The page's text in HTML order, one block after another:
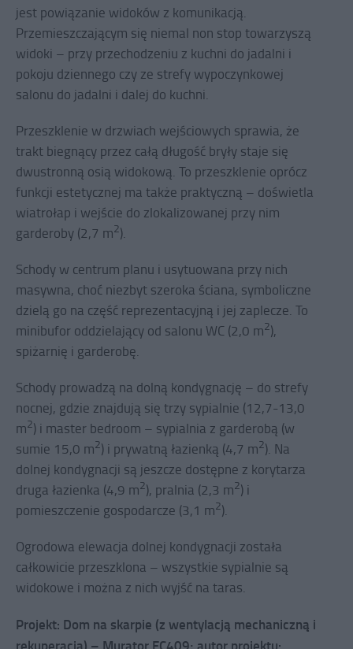
jest powiązanie widoków z komunikacją.
Przemieszczającym się niemal non stop towarzyszą
widoki – przy przechodzeniu z kuchni do jadalni i
pokoju dziennego czy ze strefy wypoczynkowej
salonu do jadalni i dalej do kuchni.
Przeszklenie w drzwiach wejściowych sprawia, że
trakt biegnący przez całą długość bryły staje się
dwustronną osią widokową. To przeszklenie oprócz
funkcji estetycznej ma także praktyczną – doświetla
wiatrołap i wejście do zlokalizowanej przy nim
garderoby (2,7 m2).
Schody w centrum planu i usytuowana przy nich
masywna, choć niezbyt szeroka ściana, symboliczne
dzielą go na część reprezentacyjną i jej zaplecze. To
minibufor oddzielający od salonu WC (2,0 m2),
spiżarnię i garderobę.
Schody prowadzą na dolną kondygnację – do strefy
nocnej, gdzie znajdują się trzy sypialnie (12,7-13,0
m2) i master bedroom – sypialnia z garderobą (w
sumie 15,0 m2) i prywatną łazienką (4,7 m2). Na
dolnej kondygnacji są jeszcze dostępne z korytarza
druga łazienka (4,9 m2), pralnia (2,3 m2) i
pomieszczenie gospodarcze (3,1 m2).
Ogrodowa elewacja dolnej kondygnacji została
całkowicie przeszklona – wszystkie sypialnie są
widokowe i można z nich wyjść na taras.
Projekt: Dom na skarpie (z wentylacją mechaniczną i
rekuperacją) – Murator EC409; autor projektu: